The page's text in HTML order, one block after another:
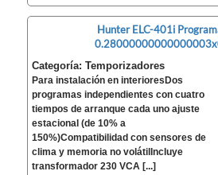
Hunter ELC-401i
Categoría: Temporizadores
Para instalación en interioresDos
programas independientes con cuatro
tiempos de arranque cada uno ajuste
estacional (de 10% a
150%)Compatibilidad con sensores de
clima y memoria no volátilIncluye
transformador 230 VCA [...]